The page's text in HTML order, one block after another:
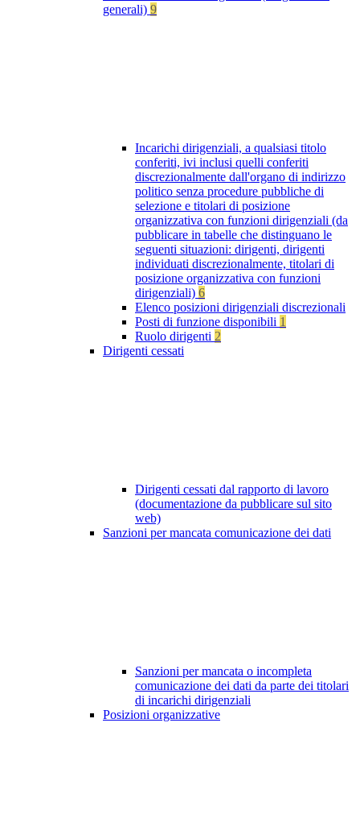
generali) 9
Incarichi dirigenziali, a qualsiasi titolo
conferiti, ivi inclusi quelli conferiti
discrezionalmente dall'organo di indirizzo
politico senza procedure pubbliche di
selezione e titolari di posizione
organizzativa con funzioni dirigenziali (da
pubblicare in tabelle che distinguano le
seguenti situazioni: dirigenti, dirigenti
individuati discrezionalmente, titolari di
posizione organizzativa con funzioni
dirigenziali) 6
Elenco posizioni dirigenziali discrezionali
Posti di funzione disponibili 1
Ruolo dirigenti 2
Dirigenti cessati
Dirigenti cessati dal rapporto di lavoro
(documentazione da pubblicare sul sito
web)
Sanzioni per mancata comunicazione dei dati
Sanzioni per mancata o incompleta
comunicazione dei dati da parte dei titolari
di incarichi dirigenziali
Posizioni organizzative